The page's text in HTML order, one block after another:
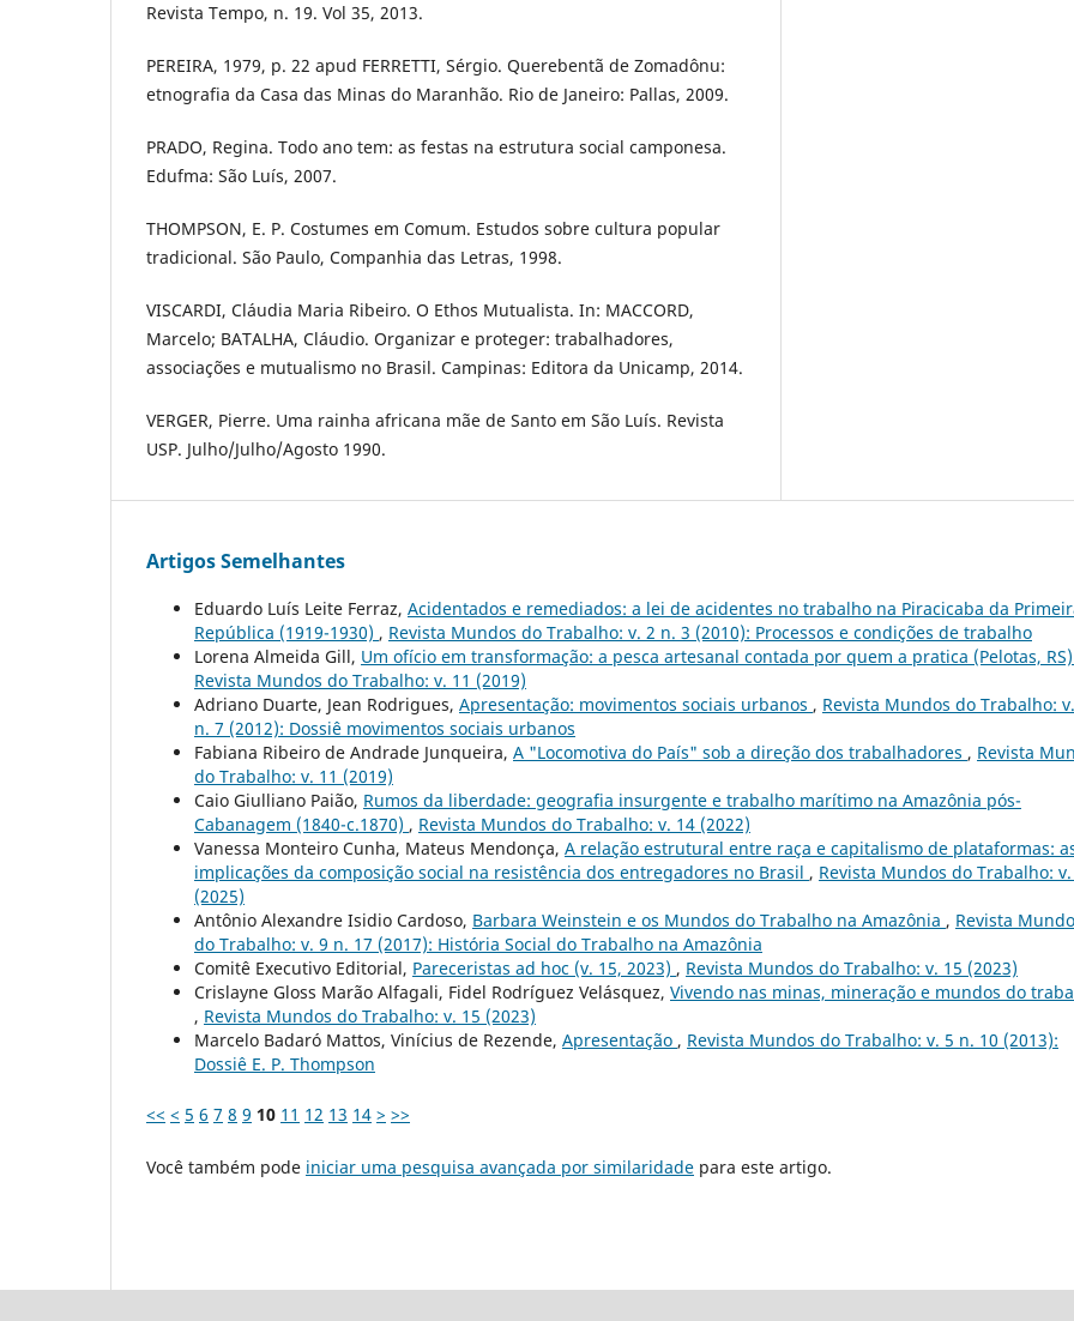
Revista Tempo, n. 19. Vol 35, 2013.
PEREIRA, 1979, p. 22 apud FERRETTI, Sérgio. Querebentã de Zomadônu:
etnografia da Casa das Minas do Maranhão. Rio de Janeiro: Pallas, 2009.
PRADO, Regina. Todo ano tem: as festas na estrutura social camponesa.
Edufma: São Luís, 2007.
THOMPSON, E. P. Costumes em Comum. Estudos sobre cultura popular
tradicional. São Paulo, Companhia das Letras, 1998.
VISCARDI, Cláudia Maria Ribeiro. O Ethos Mutualista. In: MACCORD,
Marcelo; BATALHA, Cláudio. Organizar e proteger: trabalhadores,
associações e mutualismo no Brasil. Campinas: Editora da Unicamp, 2014.
VERGER, Pierre. Uma rainha africana mãe de Santo em São Luís. Revista
USP. Julho/Julho/Agosto 1990.
Artigos Semelhantes
Eduardo Luís Leite Ferraz, Acidentados e remediados: a lei de acidentes no trabalho na Piracicaba da
República (1919-1930) , Revista Mundos do Trabalho: v. 2 n. 3 (2010): Processos e condições de trabalho
Lorena Almeida Gill, Um ofício em transformação: a pesca artesanal contada por quem a pratica (Pelotas, RS)
Revista Mundos do Trabalho: v. 11 (2019)
Adriano Duarte, Jean Rodrigues, Apresentação: movimentos sociais urbanos , Revista Mundos do Trabalho:
n. 7 (2012): Dossiê movimentos sociais urbanos
Fabiana Ribeiro de Andrade Junqueira, A "Locomotiva do País" sob a direção dos trabalhadores , Revista
do Trabalho: v. 11 (2019)
Caio Giulliano Paião, Rumos da liberdade: geografia insurgente e trabalho marítimo na Amazônia pós-
Cabanagem (1840-c.1870) , Revista Mundos do Trabalho: v. 14 (2022)
Vanessa Monteiro Cunha, Mateus Mendonça, A relação estrutural entre raça e capitalismo de plataformas:
implicações da composição social na resistência dos entregadores no Brasil , Revista Mundos do Trabalho: v.
(2025)
Antônio Alexandre Isidio Cardoso, Barbara Weinstein e os Mundos do Trabalho na Amazônia , Revista
do Trabalho: v. 9 n. 17 (2017): História Social do Trabalho na Amazônia
Comitê Executivo Editorial, Pareceristas ad hoc (v. 15, 2023) , Revista Mundos do Trabalho: v. 15 (2023)
Crislayne Gloss Marão Alfagali, Fidel Rodríguez Velásquez, Vivendo nas minas, mineração e mundos do
, Revista Mundos do Trabalho: v. 15 (2023)
Marcelo Badaró Mattos, Vinícius de Rezende, Apresentação , Revista Mundos do Trabalho: v. 5 n. 10 (2013):
Dossiê E. P. Thompson
<< < 5 6 7 8 9 10 11 12 13 14 > >>
Você também pode iniciar uma pesquisa avançada por similaridade para este artigo.